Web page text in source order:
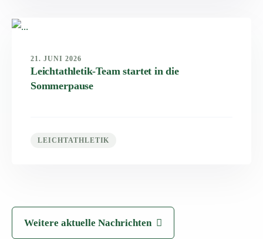
21. JUNI 2026
Leichtathletik-Team startet in die
Sommerpause
LEICHTATHLETIK
Weitere aktuelle Nachrichten